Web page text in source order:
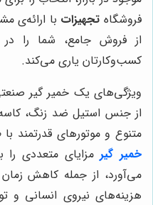
فروشگاه تجهیزات با
از فروش جامع، شما را در
کسب‌وکارتان یاری می‌کند.
ویژگی‌های یک خمیر گیر
از جنس استیل ضد زنگ،
متنوع و موتورهای قدرتمند
خمیر گیرمزایای متعددی را
می‌آورد، از جمله کاهش
هزینه‌های نیروی انسانی و